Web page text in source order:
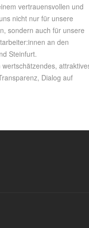
vertrauensvollen und
nicht nur für unsere
sondern auch für unsere
an den
Steinfurt.
Dialog auf